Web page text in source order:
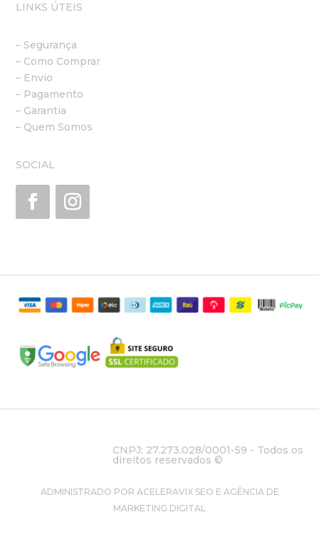
LINKS ÚTEIS
– Segurança
– Como Comprar
– Envio
– Pagamento
– Garantia
– Quem Somos
SOCIAL
CNPJ: 27.273.028/0001-59 - Todos os
direitos reservados ©
ADMINISTRADO POR ACELERAVIX SEO E AGÊNCIA DE
MARKETING DIGITAL